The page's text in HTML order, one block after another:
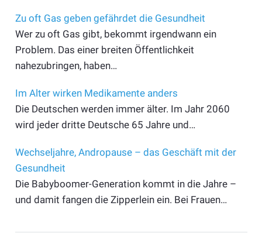
Zu oft Gas geben gefährdet die Gesundheit
Wer zu oft Gas gibt, bekommt irgendwann ein
Problem. Das einer breiten Öffentlichkeit
nahezubringen, haben…
Im Alter wirken Medikamente anders
Die Deutschen werden immer älter. Im Jahr 2060
wird jeder dritte Deutsche 65 Jahre und…
Wechseljahre, Andropause – das Geschäft mit der
Gesundheit
Die Babyboomer-Generation kommt in die Jahre –
und damit fangen die Zipperlein ein. Bei Frauen…